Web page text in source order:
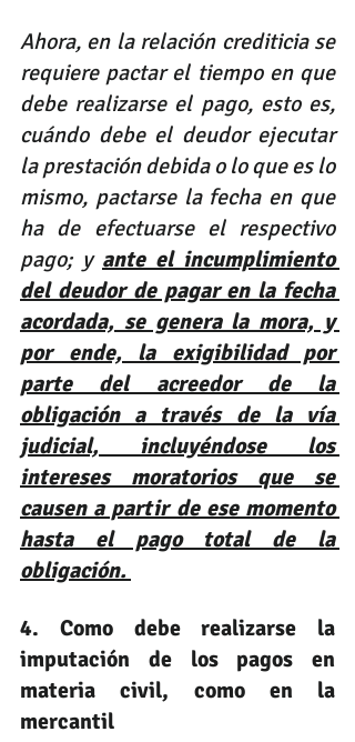
Ahora, en la relación crediticia se
requiere pactar el tiempo en que
debe realizarse el pago, esto es,
cuándo debe el deudor ejecutar
la prestación debida o lo que es lo
mismo, pactarse la fecha en que
ha de efectuarse el respectivo
pago; y ante el incumplimiento
del deudor de pagar en la fecha
acordada, se genera la mora, y
por ende, la exigibilidad por
parte del acreedor de la
obligación a través de la vía
judicial, incluyéndose los
intereses moratorios que se
causen a partir de ese momento
hasta el pago total de la
obligación.
4. Como debe realizarse la
imputación de los pagos en
materia civil, como en la
mercantil